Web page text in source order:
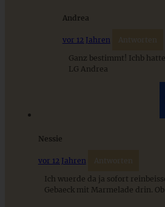
Klassische Spargelcremesuppe aus
Andrea
vor 12 Jahren Antworten
Ganz bestimmt! Ichb
LG Andrea
Nessie
vor 12 Jahren Antworten
Ich wuerde da ja sofort
Gebaeck mit Marmelade drin.